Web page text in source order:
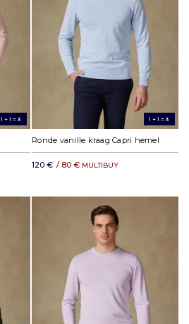
1+1=3 1+1=3
Ronde vanille kraag Capri hemel
120 € / 80 € MULTIBUY